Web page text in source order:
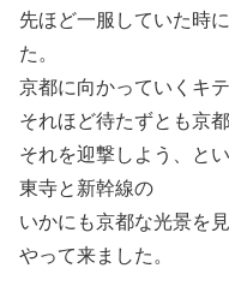
先ほど一服していた時
た。
京都に向かっていくキ
それほど待たずとも京
それを迎撃しよう、とい
東寺と新幹線の
いかにも京都な光景を
やって来ました。